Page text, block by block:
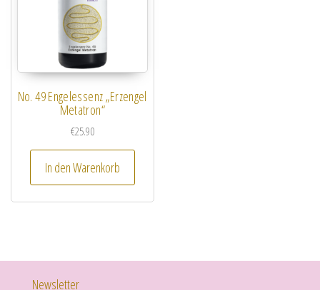
No. 49 Engelessenz „Erzengel
Metatron“
€25.90
In den Warenkorb
Newsletter